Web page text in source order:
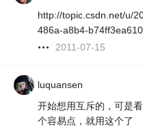
http://topic.csdn.net/u/
486a-a8b4-
2011-07-15
luquansen
开始想用互斥的，可是
个容易点，就用这个了